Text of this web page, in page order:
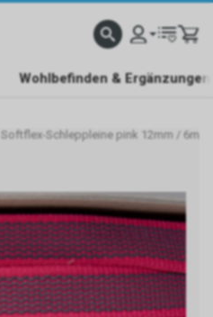
Wohlbefinden & Ergänzungen
Schleppleine pink 12mm / 6m